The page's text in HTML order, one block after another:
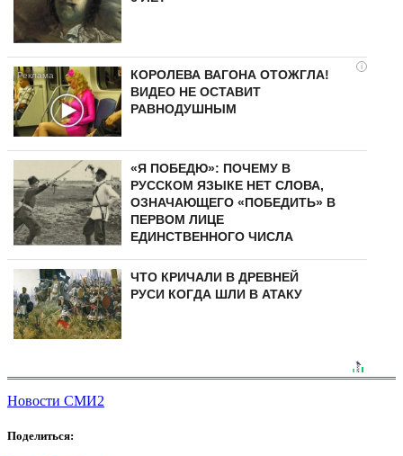
i
КОРОЛЕВА ВАГОНА ОТОЖГЛА!
ВИДЕО НЕ ОСТАВИТ
РАВНОДУШНЫМ
«Я ПОБЕДЮ»: ПОЧЕМУ В
РУССКОМ ЯЗЫКЕ НЕТ СЛОВА,
ОЗНАЧАЮЩЕГО «ПОБЕДИТЬ» В
ПЕРВОМ ЛИЦЕ
ЕДИНСТВЕННОГО ЧИСЛА
ЧТО КРИЧАЛИ В ДРЕВНЕЙ
РУСИ КОГДА ШЛИ В АТАКУ
Новости СМИ2
Поделиться: